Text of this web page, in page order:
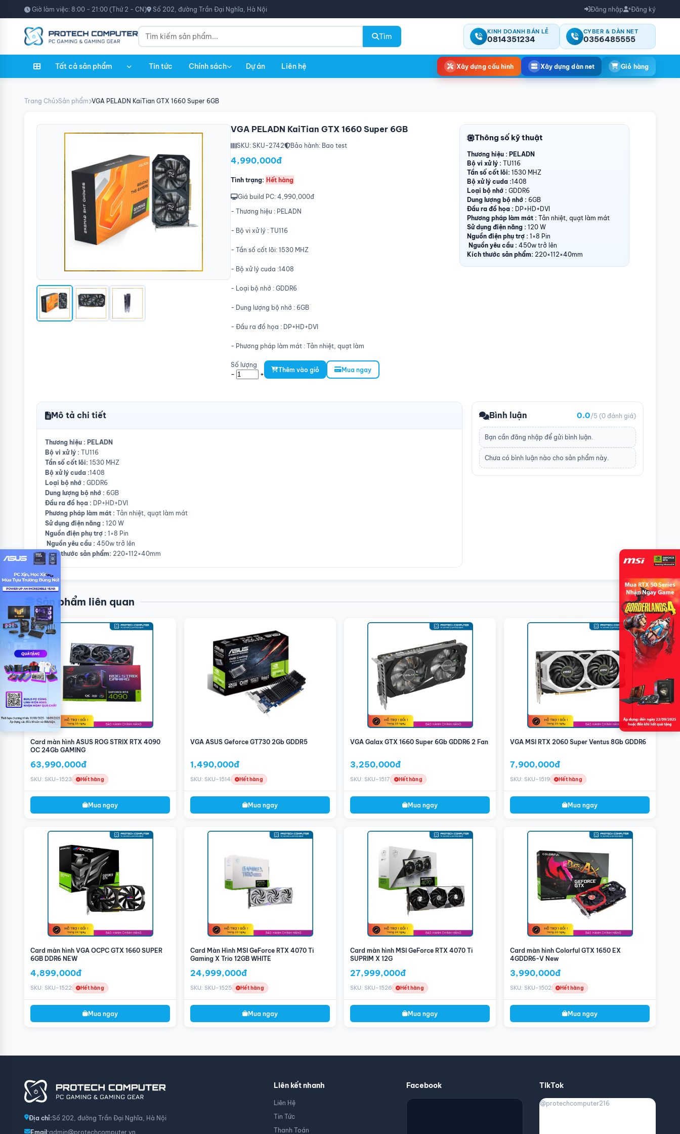
Giờ làm việc: 8:00 - 21:00 (Thứ 2 - CN) Số 202, đường Trần Đại Nghĩa, Hà Nội Đăng nhập Đăng ký
Tìm
KINH DOANH BÁN LẺ
0814351234
CYBER & DÀN NET
0356485555
Tất cả sản phẩm Tin tức Chính sách Dự án Liên hệ Xây dựng cấu hình Xây dựng dàn net Giỏ hàng
Trang Chủ Sản phẩm VGA PELADN KaiTian GTX 1660 Super 6GB
VGA PELADN KaiTian GTX 1660 Super 6GB
SKU: SKU-2742 Bảo hành: Bao test
4,990,000đ
Tình trạng: Hết hàng
Giá build PC: 4,990,000đ
- Thương hiệu : PELADN
- Bộ vi xử lý : TU116
- Tần số cốt lõi: 1530 MHZ
- Bộ xử lý cuda :1408
- Loại bộ nhớ : GDDR6
- Dung lượng bộ nhớ : 6GB
- Đầu ra đồ họa : DP+HD+DVI
- Phương pháp làm mát : Tản nhiệt, quạt làm
Số lượng
- +
Thêm vào giỏ Mua ngay
Thông số kỹ thuật
Thương hiệu : PELADN
Bộ vi xử lý : TU116
Tần số cốt lõi: 1530 MHZ
Bộ xử lý cuda :1408
Loại bộ nhớ : GDDR6
Dung lượng bộ nhớ : 6GB
Đầu ra đồ họa : DP+HD+DVI
Phương pháp làm mát : Tản nhiệt, quạt làm mát
Sử dụng điện năng : 120 W
Nguồn điện phụ trợ : 1×8 Pin
Nguồn yêu cầu : 450w trở lên
Kích thước sản phẩm: 220×112×40mm
Mô tả chi tiết
Thương hiệu : PELADN
Bộ vi xử lý : TU116
Tần số cốt lõi: 1530 MHZ
Bộ xử lý cuda :1408
Loại bộ nhớ : GDDR6
Dung lượng bộ nhớ : 6GB
Đầu ra đồ họa : DP+HD+DVI
Phương pháp làm mát : Tản nhiệt, quạt làm mát
Sử dụng điện năng : 120 W
Nguồn điện phụ trợ : 1×8 Pin
Nguồn yêu cầu : 450w trở lên
Kích thước sản phẩm: 220×112×40mm
Bình luận 0.0/5 (0 đánh giá)
Bạn cần đăng nhập để gửi bình luận.
Chưa có bình luận nào cho sản phẩm này.
Sản phẩm liên quan
Card màn hình ASUS ROG STRIX RTX 4090
OC 24Gb GAMING
63,990,000đ
SKU: SKU-1523 Hết hàng
Mua ngay
VGA ASUS Geforce GT730 2Gb GDDR5
1,490,000đ
SKU: SKU-1514 Hết hàng
Mua ngay
VGA Galax GTX 1660 Super 6Gb GDDR6 2 Fan
3,250,000đ
SKU: SKU-1517 Hết hàng
Mua ngay
VGA MSI RTX 2060 Super Ventus 8Gb GDDR6
7,900,000đ
SKU: SKU-1519 Hết hàng
Mua ngay
Card màn hình VGA OCPC GTX 1660 SUPER
6GB DDR6 NEW
4,899,000đ
SKU: SKU-1522 Hết hàng
Mua ngay
Card Màn Hình MSI GeForce RTX 4070 Ti
Gaming X Trio 12GB WHITE
24,999,000đ
SKU: SKU-1525 Hết hàng
Mua ngay
Card màn hình MSI GeForce RTX 4070 Ti
SUPRIM X 12G
27,999,000đ
SKU: SKU-1526 Hết hàng
Mua ngay
Card màn hình Colorful GTX 1650 EX
4GDDR6-V New
3,990,000đ
SKU: SKU-1502 Hết hàng
Mua ngay
Địa chỉ:Số 202, đường Trần Đại Nghĩa, Hà Nội
Email:admin@protechcomputer.vn
Liên kết nhanh
Liên Hệ
Tin Tức
Thanh Toán
Facebook TikTok
@protechcomputer216